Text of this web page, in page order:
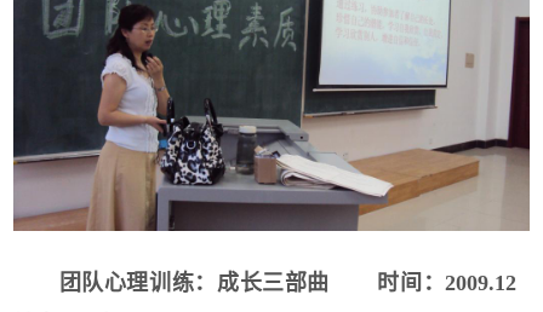
团队心理训练：成长三部曲 时间：2009.12